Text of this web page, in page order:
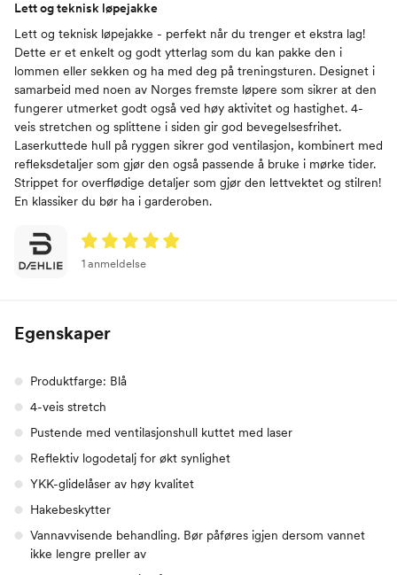
Lett og teknisk løpejakke
Lett og teknisk løpejakke - perfekt når du trenger et ekstra lag!
Dette er et enkelt og godt ytterlag som du kan pakke den i
lommen eller sekken og ha med deg på treningsturen. Designet i
samarbeid med noen av Norges fremste løpere som sikrer at den
fungerer utmerket godt også ved høy aktivitet og hastighet. 4-
veis stretchen og splittene i siden gir god bevegelsesfrihet.
Laserkuttede hull på ryggen sikrer god ventilasjon, kombinert med
refleksdetaljer som gjør den også passende å bruke i mørke tider.
Strippet for overflødige detaljer som gjør den lettvektet og stilren!
En klassiker du bør ha i garderoben.
1 anmeldelse
Egenskaper
Produktfarge: Blå
4-veis stretch
Pustende med ventilasjonshull kuttet med laser
Reflektiv logodetalj for økt synlighet
YKK-glidelåser av høy kvalitet
Hakebeskytter
Vannavvisende behandling. Bør påføres igjen dersom vannet
ikke lengre preller av